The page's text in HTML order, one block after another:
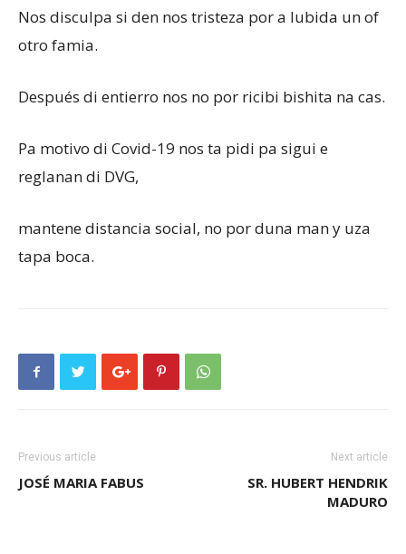
Nos disculpa si den nos tristeza por a lubida un of
otro famia.
Después di entierro nos no por ricibi bishita na cas.
Pa motivo di Covid-19 nos ta pidi pa sigui e
reglanan di DVG,
mantene distancia social, no por duna man y uza
tapa boca.
Previous article
JOSÉ MARIA FABUS
Next article
SR. HUBERT HENDRIK
MADURO